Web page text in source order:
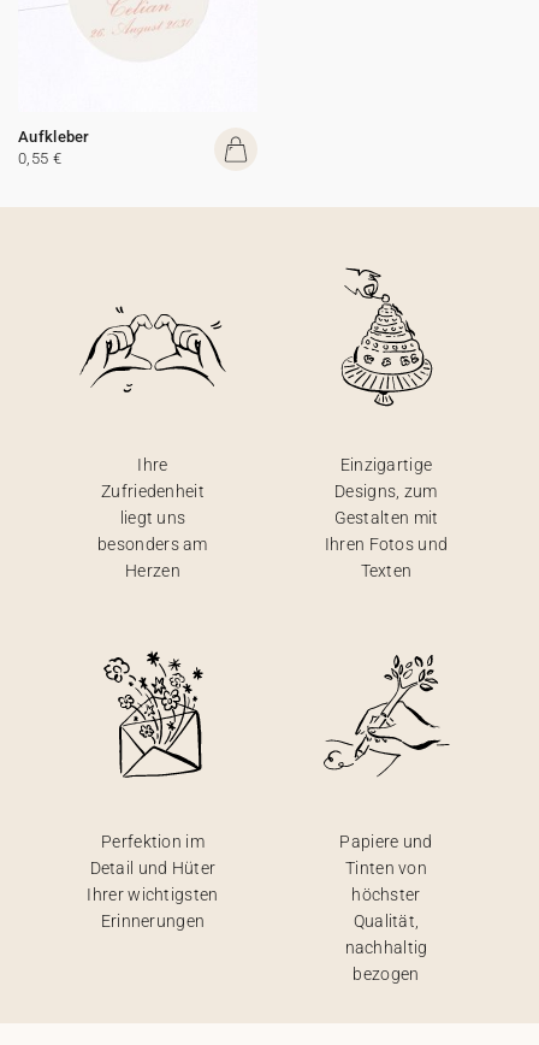
Aufkleber
0,55 €
Ihre
Zufriedenheit
liegt uns
besonders am
Herzen
Einzigartige
Designs, zum
Gestalten mit
Ihren Fotos und
Texten
Perfektion im
Detail und Hüter
Ihrer wichtigsten
Erinnerungen
Papiere und
Tinten von
höchster
Qualität,
nachhaltig
bezogen